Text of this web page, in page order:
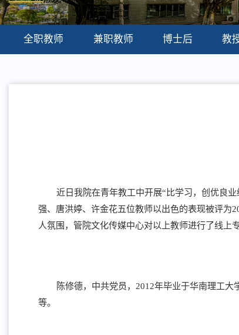
全职教师 兼职教师 博士后 教
近日我院在青年教工中开展“比学习，创优良
强、唐洪婷、许金花五位教师以出色的表现被评为
人氛围，管院文化传媒中心对以上教师进行了线上
陈修德，中共党员，2012年毕业于华南理工
等。